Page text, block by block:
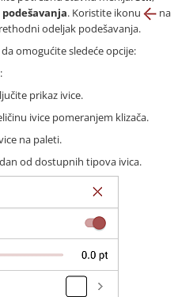
. Koristite ikonu
na
odeljak podešavanja.
omogućite sledeće opcije:
prikaz ivice.
ivice pomeranjem klizača.
na paleti.
od dostupnih tipova ivica.